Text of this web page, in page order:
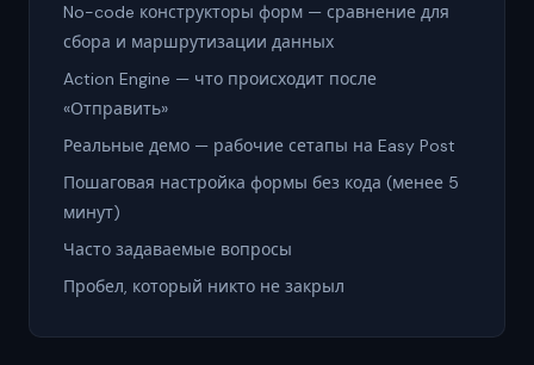
No-code конструкторы форм — сравнение для
сбора и маршрутизации данных
Action Engine — что происходит после
«Отправить»
Реальные демо — рабочие сетапы на Easy Post
Пошаговая настройка формы без кода (менее 5
минут)
Часто задаваемые вопросы
Пробел, который никто не закрыл